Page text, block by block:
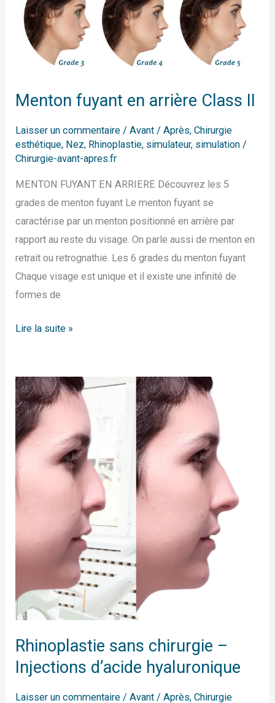
Menton fuyant en arrière Class II
Laisser un commentaire /Avant / Après,Chirurgie
esthétique, Nez, Rhinoplastie, simulateur, simulation /
Chirurgie-avant-apres.fr
MENTON FUYANT EN ARRIERE Découvrez les 5
grades de menton fuyant Le menton fuyant se
caractérise par un menton positionné en arrière par
rapport au reste du visage. On parle aussi de menton en
retrait ou retrognathie. Les 6 grades du menton fuyant
Chaque visage est unique et il existe une infinité de
formes de
Lire la suite »
Rhinoplastie sans chirurgie –
Injections d’acide hyaluronique
Laisser un commentaire /Avant / Après,Chirurgie
Rhinoplastie
sans
chirurgie
–
Injections
d’acide
hyaluronique